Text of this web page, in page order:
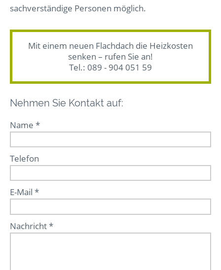
sachverständige Personen möglich.
Mit einem neuen Flachdach die Heizkosten
senken – rufen Sie an!
Tel.: 089 - 904 051 59
Nehmen Sie Kontakt auf:
Name *
Telefon
E-Mail *
Nachricht *